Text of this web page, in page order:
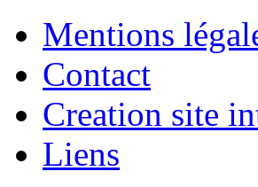
Mentions
Contact
Creation site
Liens